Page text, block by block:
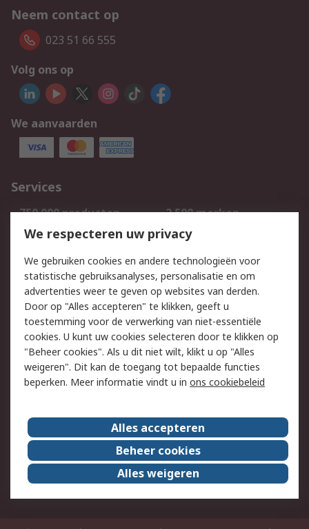
Neem contact op
023 51 66 555
Volg ons op
We aanvaarden
Services
750.000 producten
2.500 merken
Bestellen
Inkoopoplossingen
Track & Trace
Wettelijk
Cookiebeleid
Email veiligheid
Privacybeleid
Websitevoorwaarden
Algemene
verkoopvoorwaarden
Over RS
RS Group
Over ons
RS wereldwijd
Werken bij RS
ESG
We respecteren uw privacy
We gebruiken cookies en andere technologieën voor
statistische gebruiksanalyses, personalisatie en om
advertenties weer te geven op websites van derden.
Door op "Alles accepteren" te klikken, geeft u
toestemming voor de verwerking van niet-essentiële
cookies. U kunt uw cookies selecteren door te klikken op
"Beheer cookies". Als u dit niet wilt, klikt u op "Alles
weigeren". Dit kan de toegang tot bepaalde functies
beperken. Meer informatie vindt u in ons cookiebeleid
Alles accepteren
Beheer cookies
Alles weigeren